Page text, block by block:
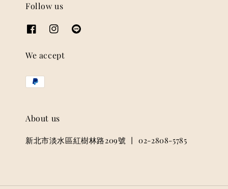
Follow us
We accept
About us
新北市淡水區紅樹林路209號 丨 02-2808-5785